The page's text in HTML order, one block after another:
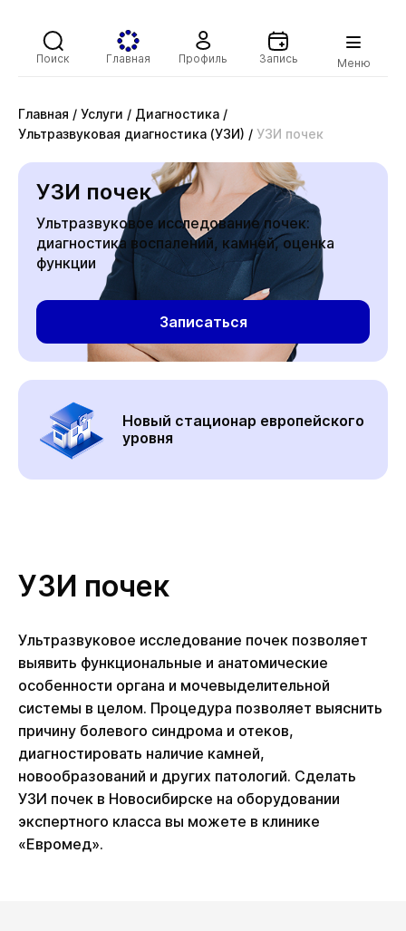
Поиск Главная Профиль Запись Меню
Главная / Услуги / Диагностика /
Ультразвуковая диагностика (УЗИ) / УЗИ почек
УЗИ почек
Ультразвуковое исследование почек:
диагностика воспалений, камней, оценка
функции
Записаться
Новый стационар европейского
уровня
УЗИ почек
Ультразвуковое исследование почек позволяет
выявить функциональные и анатомические
особенности органа и мочевыделительной
системы в целом. Процедура позволяет выяснить
причину болевого синдрома и отеков,
диагностировать наличие камней,
новообразований и других патологий. Сделать
УЗИ почек в Новосибирске на оборудовании
экспертного класса вы можете в клинике
«Евромед».